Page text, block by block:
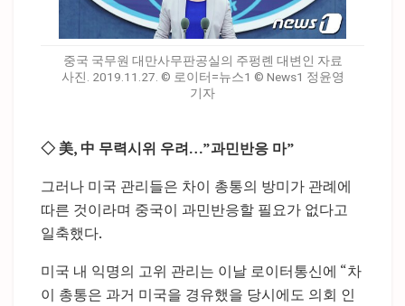
중국 국무원 대만사무판공실의 주펑롄 대변인 자료
사진. 2019.11.27. © 로이터=뉴스1 © News1 정윤영
기자
◇ 美, 中 무력시위 우려…”과민반응 마”
그러나 미국 관리들은 차이 총통의 방미가 관례에
따른 것이라며 중국이 과민반응할 필요가 없다고
일축했다.
미국 내 익명의 고위 관리는 이날 로이터통신에 “차
이 총통은 과거 미국을 경유했을 당시에도 의회 인